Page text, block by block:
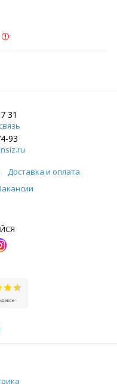
31
93
Доставка и оплата